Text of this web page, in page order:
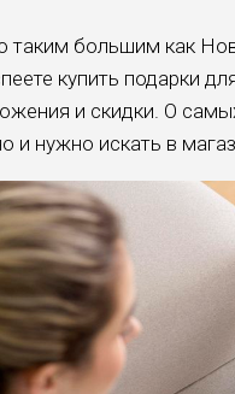
таким большим как
купить подарки
и скидки. О
нужно искать в